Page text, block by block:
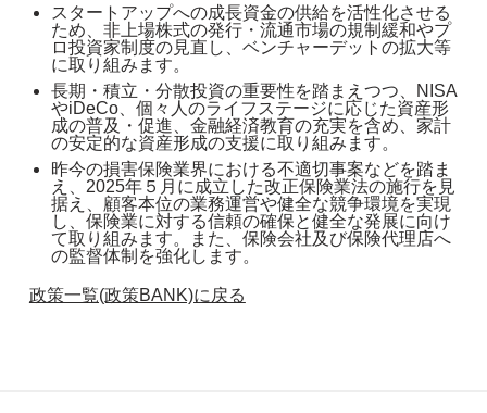
スタートアップへの成長資金の供給を活性化させる
ため、非上場株式の発行・流通市場の規制緩和やプ
ロ投資家制度の見直し、ベンチャーデットの拡大等
に取り組みます。
長期・積立・分散投資の重要性を踏まえつつ、NISA
やiDeCo、個々人のライフステージに応じた資産形
成の普及・促進、金融経済教育の充実を含め、家計
の安定的な資産形成の支援に取り組みます。
昨今の損害保険業界における不適切事案などを踏ま
え、2025年５月に成立した改正保険業法の施行を見
据え、顧客本位の業務運営や健全な競争環境を実現
し、保険業に対する信頼の確保と健全な発展に向け
て取り組みます。また、保険会社及び保険代理店へ
の監督体制を強化します。
政策一覧(政策BANK)に戻る